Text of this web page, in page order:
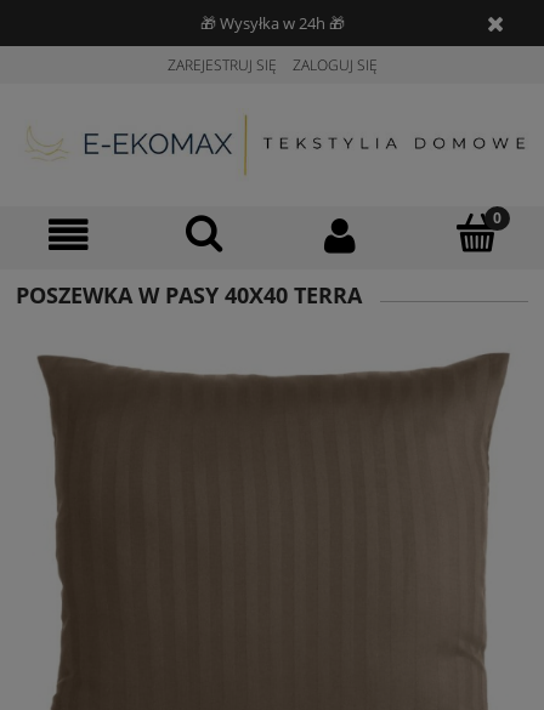
🎁 Wysyłka w 24h 🎁
ZAREJESTRUJ SIĘ ZALOGUJ SIĘ
POSZEWKA W PASY 40X40 TERRA